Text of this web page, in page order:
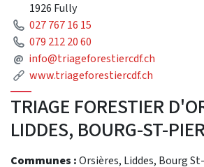
1926 Fully
Phone
027 767 16 15
Phone
079 212 20 60
@ Mail
info@triageforestiercdf.ch
Link
www.triageforestiercdf.ch
TRIAGE FORESTIER
LIDDES, BOURG-ST-
Communes :Orsières, Liddes, Bourg